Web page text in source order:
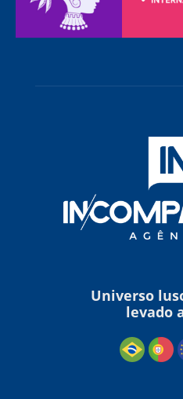
Universo
levado